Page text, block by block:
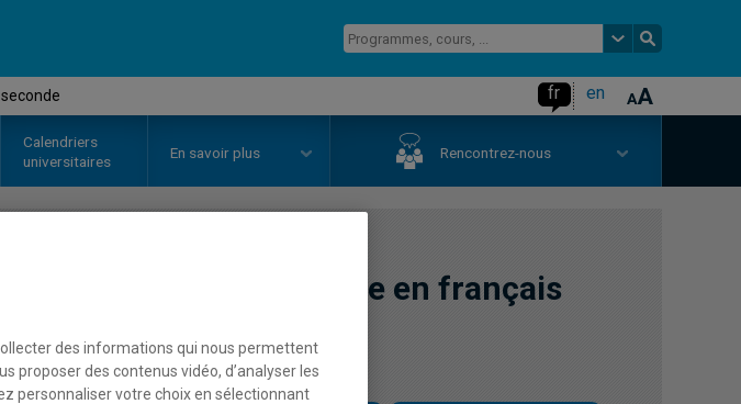
fr en
Calendriers
universitaires
En savoir plus Rencontrez-nous
Didactique de l'écriture en français
des informations qui nous permettent
proposer des contenus vidéo, d’analyser les
personnaliser votre choix en sélectionnant